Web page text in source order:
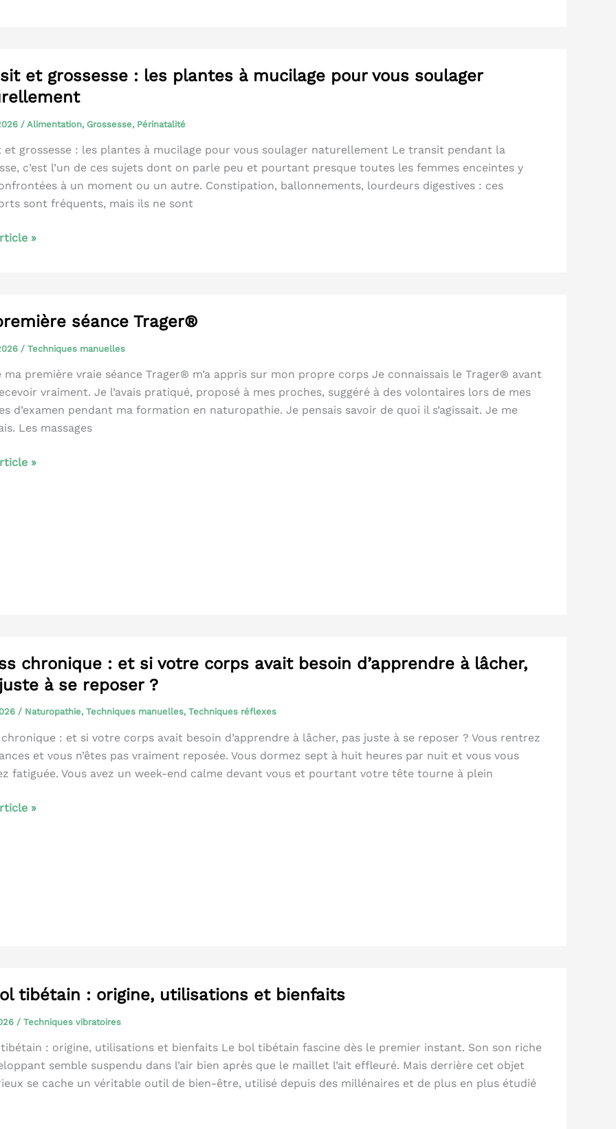
et grossesse : les plantes à mucilage pour vous soulager
/ Alimentation, Grossesse, Périnatalité
et grossesse : les plantes à mucilage pour vous soulager naturellement Le transit pendant la
c’est l’un de ces sujets dont on parle peu et pourtant presque toutes les femmes enceintes y
à un moment ou un autre. Constipation, ballonnements, lourdeurs digestives : ces
sont fréquents, mais ils ne sont
»
séance Trager®
/ Techniques manuelles
ma première vraie séance Trager® m’a appris sur mon propre corps Je connaissais le Trager® avant
vraiment. Je l’avais pratiqué, proposé à mes proches, suggéré à des volontaires lors de mes
d’examen pendant ma formation en naturopathie. Je pensais savoir de quoi il s’agissait. Je me
Les massages
»
chronique : et si votre corps avait besoin d’apprendre à lâcher,
à se reposer ?
/ Naturopathie, Techniques manuelles, Techniques réflexes
: et si votre corps avait besoin d’apprendre à lâcher, pas juste à se reposer ? Vous rentrez
et vous n’êtes pas vraiment reposée. Vous dormez sept à huit heures par nuit et vous vous
fatiguée. Vous avez un week-end calme devant vous et pourtant votre tête tourne à plein
»
tibétain : origine, utilisations et bienfaits
/ Techniques vibratoires
: origine, utilisations et bienfaits Le bol tibétain fascine dès le premier instant. Son son riche
semble suspendu dans l’air bien après que le maillet l’ait effleuré. Mais derrière cet objet
se cache un véritable outil de bien-être, utilisé depuis des millénaires et de plus en plus étudié